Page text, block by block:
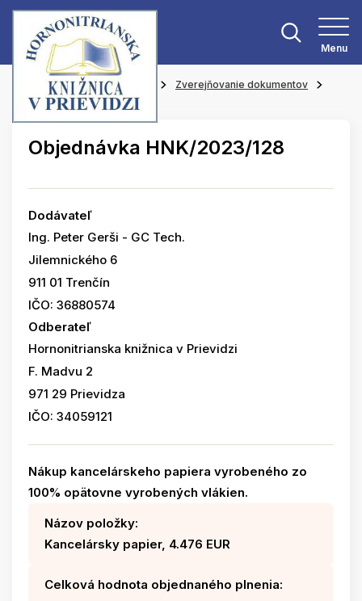
Menu
Hlavná stránka O knižnici
Zverejňovanie dokumentov
Objednávky
Objednávka HNK/2023/128
Dodávateľ
Ing. Peter Gerši - GC Tech.
Jilemnického 6
911 01 Trenčín
IČO: 36880574
Odberateľ
Hornonitrianska knižnica v Prievidzi
F. Madvu 2
971 29 Prievidza
IČO: 34059121
Nákup kancelárskeho papiera vyrobeného zo
100% opätovne vyrobených vlákien.
Názov položky:
Kancelársky papier, 4.476 EUR
Celková hodnota objednaného plnenia: